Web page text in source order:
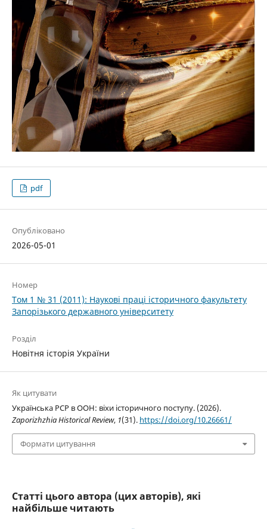
pdf
Опубліковано
2026-05-01
Номер
Том 1 № 31 (2011): Наукові праці історичного факультету
Запорізького державного університету
Розділ
Новітня історія України
Як цитувати
Українська РСР в ООН: віхи історичного поступу. (2026).
Zaporizhzhia Historical Review, 1(31). https://doi.org/10.26661/
Формати цитування
Статті цього автора (цих авторів), які
найбільше читають